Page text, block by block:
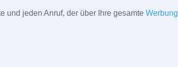
und jeden Anruf, der über Ihre gesamteWerbung